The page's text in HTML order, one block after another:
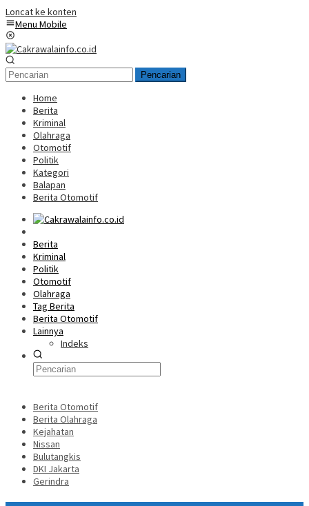
Loncat ke konten
Menu Mobile
Pencarian
Home
Berita
Kriminal
Olahraga
Otomotif
Politik
Kategori
Balapan
Berita Otomotif
Berita
Kriminal
Politik
Otomotif
Olahraga
Tag Berita
Berita Otomotif
Lainnya
Indeks
Berita Otomotif
Berita Olahraga
Kejahatan
Nissan
Bulutangkis
DKI Jakarta
Gerindra